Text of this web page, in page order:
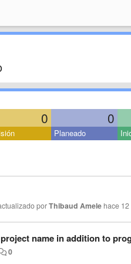
0 0
Planeado
porThibaud Amele hace
name in addition to
0